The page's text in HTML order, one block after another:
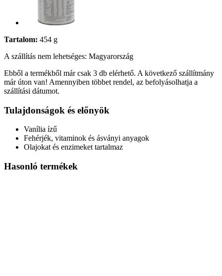
Tartalom: 454 g
A szállítás nem lehetséges: Magyarország
Ebből a termékből már csak 3 db elérhető. A következő szállítmány
már úton van! Amennyiben többet rendel, az befolyásolhatja a
szállítási dátumot.
Tulajdonságok és előnyök
Vanília ízű
Fehérjék, vitaminok és ásványi anyagok
Olajokat és enzimeket tartalmaz
Hasonló termékek